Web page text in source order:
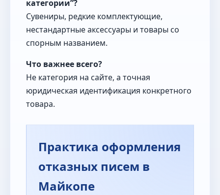
категории”?
Сувениры, редкие комплектующие,
нестандартные аксессуары и товары со
спорным названием.
Что важнее всего?
Не категория на сайте, а точная
юридическая идентификация конкретного
товара.
Практика оформления
отказных писем в
Майкопе